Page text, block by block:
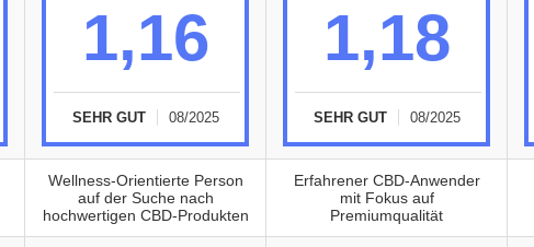
1,16
SEHR GUT 08/2025
1,18
SEHR GUT 08/2025
Wellness-Orientierte Person
auf der Suche nach
hochwertigen CBD-Produkten
Erfahrener CBD-Anwender
mit Fokus auf
Premiumqualität